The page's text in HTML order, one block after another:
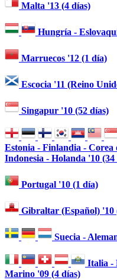
Malta '13 (4 días)
Hungría -
Marruecos '12 (1 día)
Escocia '11 (Reino
Singapur '10 (52 días)
Estonia - Finlandia - Corea
Indonesia - Holanda '10 (34
Portugal '10 (1 día)
Gibraltar (Español) '10
Suecia -
Italia -
Marino '09 (4 días)